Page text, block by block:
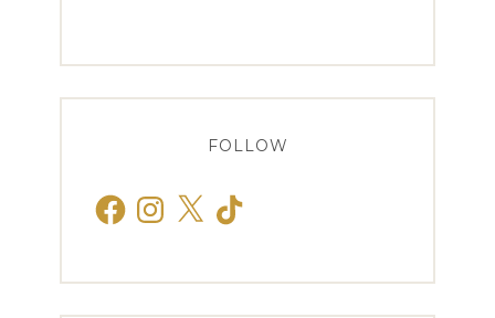
FOLLOW
FacebookInstagram
X TikTok